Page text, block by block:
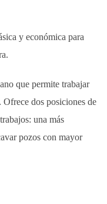
y económica para
que permite trabajar
dos posiciones de
una más
pozos con mayor